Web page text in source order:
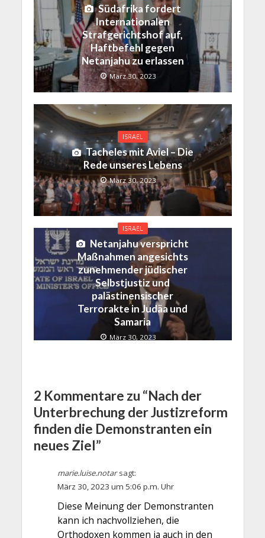
Südafrika fordert
Internationalen
Strafgerichtshof auf,
Haftbefehl gegen
Netanjahu zu erlassen
März 30, 2023
ISRAEL
Tacheles mit Aviel – Die
Rede unseres Lebens
März 30, 2023
ISRAEL
Netanjahu verspricht
Maßnahmen angesichts
zunehmender jüdischer
Selbstjustiz und
palästinensischer
Terrorakte in Judäa und
Samaria
März 30, 2023
2 Kommentare zu “Nach der
Unterbrechung der Justizreform
finden die Demonstranten ein
neues Ziel”
marie.luise.notar sagt:
März 30, 2023 um 5:06 p.m. Uhr
Diese Meinung der Demonstranten
kann ich nachvollziehen, die
Orthodoxen kommen ja auch in den